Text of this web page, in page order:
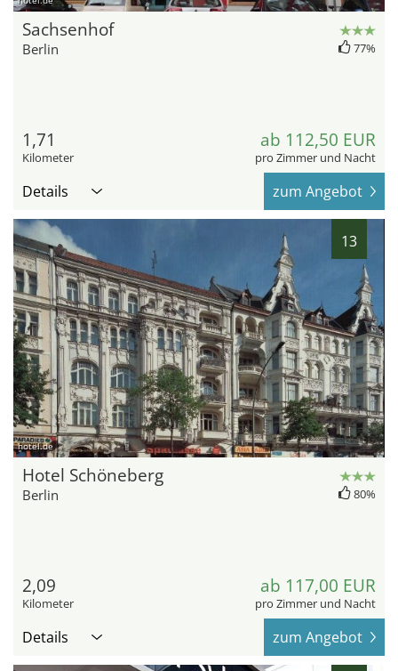
Sachsenhof
Berlin 77%
1,71
Kilometer
ab 112,50 EUR
pro Zimmer und Nacht
Details zum Angebot
13
hotel.de
Hotel Schöneberg
Berlin 80%
2,09
Kilometer
ab 117,00 EUR
pro Zimmer und Nacht
Details zum Angebot